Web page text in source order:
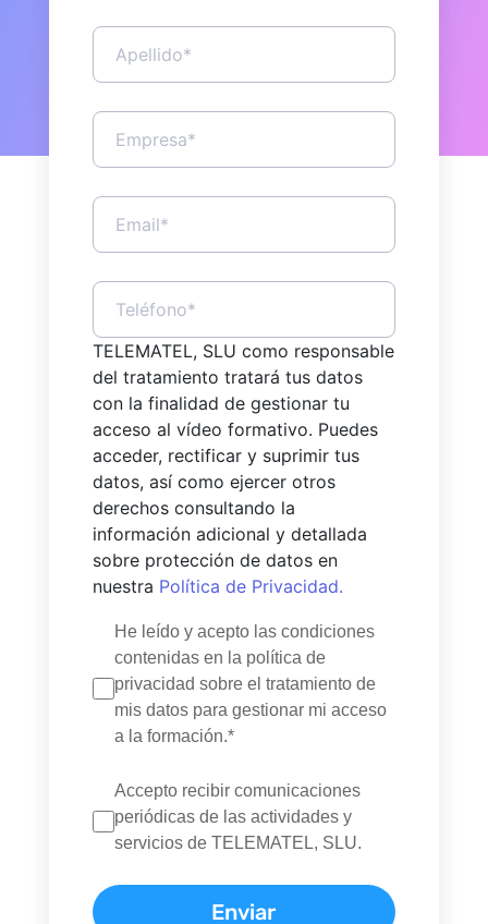
TELEMATEL, SLU como responsable
del tratamiento tratará tus datos
con la finalidad de gestionar tu
acceso al vídeo formativo. Puedes
acceder, rectificar y suprimir tus
datos, así como ejercer otros
derechos consultando la
información adicional y detallada
sobre protección de datos en
nuestra Política de Privacidad.
He leído y acepto las condiciones
contenidas en la política de
privacidad sobre el tratamiento de
mis datos para gestionar mi acceso
a la formación.*
Accepto recibir comunicaciones
periódicas de las actividades y
servicios de TELEMATEL, SLU.